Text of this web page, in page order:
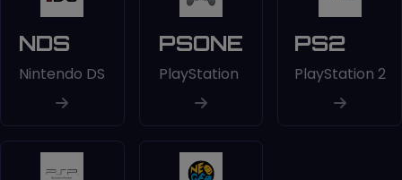
NDS
Nintendo DS
PSONE
PlayStation
PS2
PlayStation 2